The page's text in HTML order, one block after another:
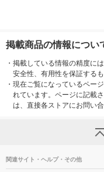
掲載商品の情報につい
・ 掲載している情報の精度に
安全性、有用性を保証する
・ 現在ご覧になっているペー
れています。ページに記載
は、直接各ストアにお問い合
関連サイト・ヘルプ・その他